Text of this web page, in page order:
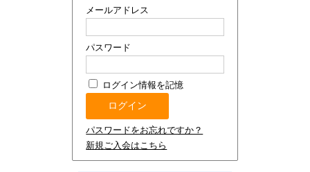
メールアドレス
パスワード
ログイン情報を記憶
パスワードをお忘れですか？
新規ご入会はこちら